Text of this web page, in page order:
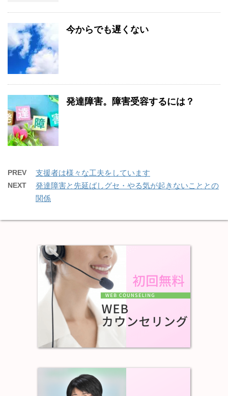
今からでも遅くない
発達障害。障害受容するには？
PREV 支援者は様々な工夫をしています
NEXT
発達障害と先延ばしグセ・やる気が起きないこととの
関係